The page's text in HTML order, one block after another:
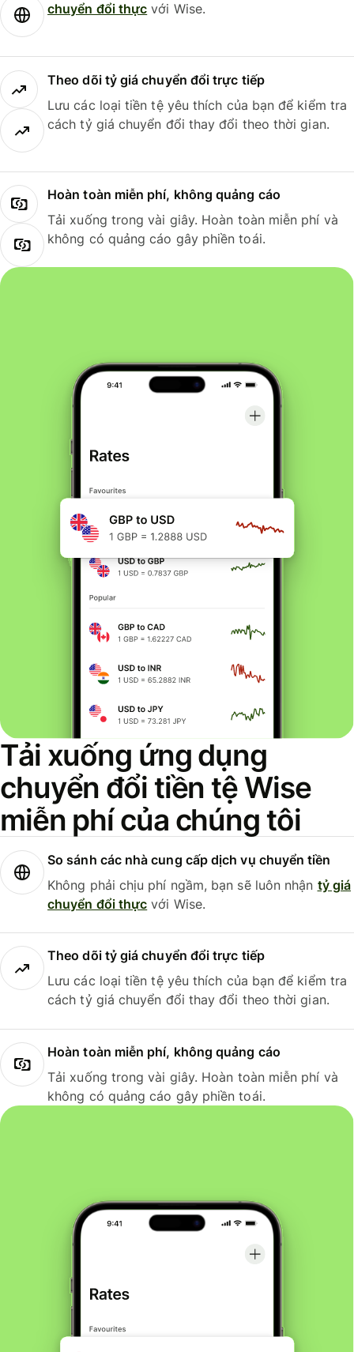
chuyển đổi thực với Wise.
Theo dõi tỷ giá chuyển đổi trực tiếp
Lưu các loại tiền tệ yêu thích của bạn để kiểm tra
cách tỷ giá chuyển đổi thay đổi theo thời gian.
Hoàn toàn miễn phí, không quảng cáo
Tải xuống trong vài giây. Hoàn toàn miễn phí và
không có quảng cáo gây phiền toái.
Tải xuống ứng dụng
chuyển đổi tiền tệ Wise
miễn phí của chúng tôi
So sánh các nhà cung cấp dịch vụ chuyển tiền
Không phải chịu phí ngầm, bạn sẽ luôn nhận tỷ giá
chuyển đổi thực với Wise.
Theo dõi tỷ giá chuyển đổi trực tiếp
Lưu các loại tiền tệ yêu thích của bạn để kiểm tra
cách tỷ giá chuyển đổi thay đổi theo thời gian.
Hoàn toàn miễn phí, không quảng cáo
Tải xuống trong vài giây. Hoàn toàn miễn phí và
không có quảng cáo gây phiền toái.